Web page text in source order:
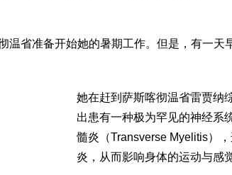
温省准备开始她的暑期工作。但是，有一天
她在赶到萨斯喀彻温省雷贾纳
出患有一种极为罕见的神经
髓炎（Transverse Myelitis）
炎，从而影响身体的运动与感